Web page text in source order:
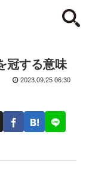
冠する意味
2023.09.25 06:30